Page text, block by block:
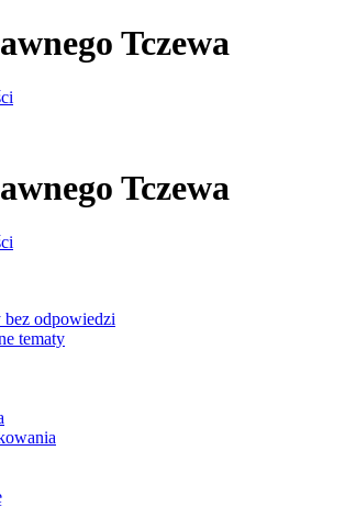
Tczewa
Tczewa
bez odpowiedzi
tematy